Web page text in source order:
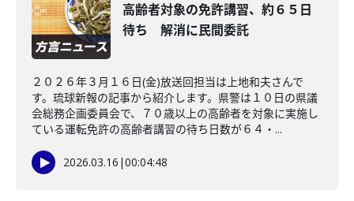
高齢者対象の免許講習、約６５日
待ち 解消に民間委託
２０２６年３月１６日(金)放送回担当は上地和夫さんで
す。琉球新報の記事から紹介します。県警は１０日の県議
会総務企画委員会で、７０歳以上の高齢者を対象に実施し
ている運転免許の高齢者講習の待ち日数が６４・...
2026.03.16 |00:04:48